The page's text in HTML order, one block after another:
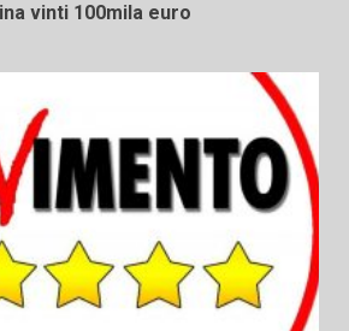
vinti 100mila euro